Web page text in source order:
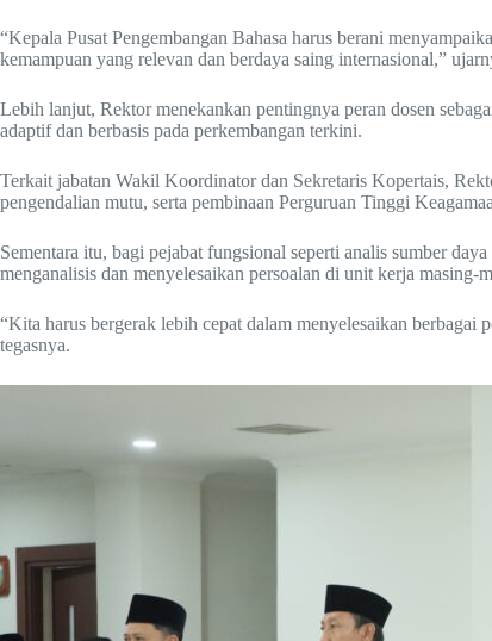
“Kepala Pusat Pengembangan Bahasa harus berani
kemampuan yang relevan dan berdaya saing internasional,”
Lebih lanjut, Rektor menekankan pentingnya peran dosen
adaptif dan berbasis pada perkembangan terkini.
Terkait jabatan Wakil Koordinator dan Sekretaris Kopertais,
pengendalian mutu, serta pembinaan Perguruan Tinggi
Sementara itu, bagi pejabat fungsional seperti analis sumber
menganalisis dan menyelesaikan persoalan di unit kerja masing-
“Kita harus bergerak lebih cepat dalam menyelesaikan
tegasnya.